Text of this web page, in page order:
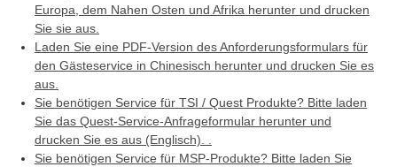
Europa, dem Nahen Osten und Afrika herunter und drucken
Sie sie aus.
Laden Sie eine PDF-Version des Anforderungsformulars für
den Gästeservice in Chinesisch herunter und drucken Sie es
aus.
Sie benötigen Service für TSI / Quest Produkte? Bitte laden
Sie das Quest-Service-Anfrageformular herunter und
drucken Sie es aus (Englisch). .
Sie benötigen Service für MSP-Produkte? Bitte laden Sie